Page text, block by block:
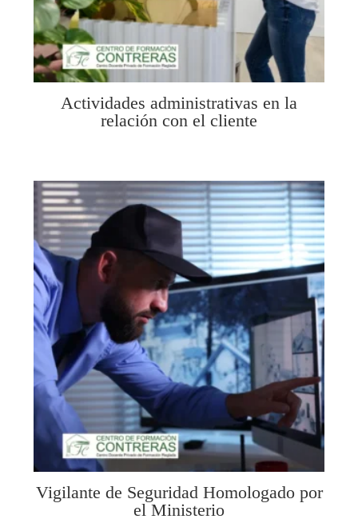
Actividades administrativas en la
relación con el cliente
Vigilante de Seguridad Homologado por
el Ministerio